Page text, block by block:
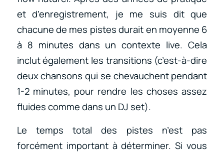
et d’enregistrement, je me suis dit que
chacune de mes pistes durait en moyenne 6
à 8 minutes dans un contexte live. Cela
inclut également les transitions (c’est-à-dire
deux chansons qui se chevauchent pendant
1-2 minutes, pour rendre les choses assez
fluides comme dans un DJ set).
Le temps total des pistes n’est pas
forcément important à déterminer. Si vous